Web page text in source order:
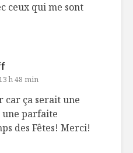
ceux qui me sont
h 48 min
car ça serait une
parfaite
des Fêtes! Merci!